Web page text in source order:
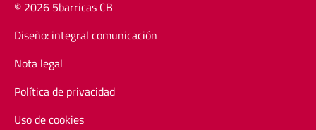
© 2026 5barricas CB
Diseño: integral comunicación
Nota legal
Política de privacidad
Uso de cookies